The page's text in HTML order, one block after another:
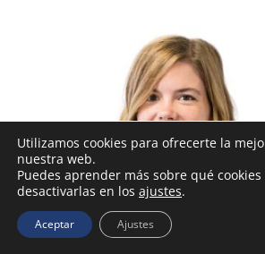
Utilizamos cookies para ofrecerte la
nuestra web.
Puedes aprender más sobre qué
desactivarlas en los ajustes.
Aceptar Ajustes